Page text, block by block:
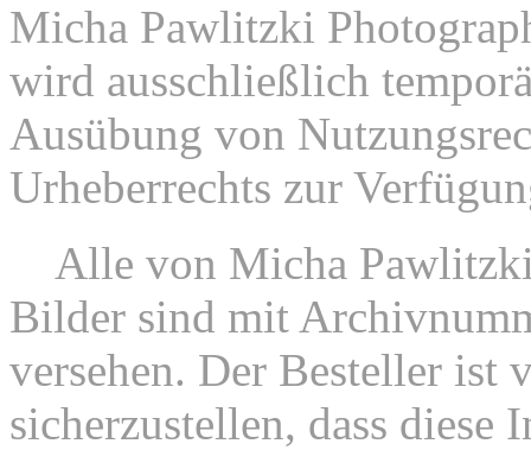
Micha Pawlitzki
wird ausschließlich
Ausübung von
Urheberrechts zur
Alle von Micha
Bilder sind mit
versehen. Der Besteller ist
sicherzustellen, dass diese